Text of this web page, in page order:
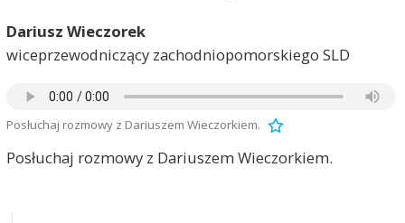
Dariusz Wieczorek
wiceprzewodniczący zachodniopomorskiego SLD
Posłuchaj rozmowy z Dariuszem Wieczorkiem.
Posłuchaj rozmowy z Dariuszem Wieczorkiem.